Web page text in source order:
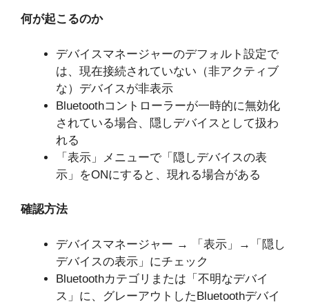
何が起こるのか
デバイスマネージャーのデフォルト設定で
は、現在接続されていない（非アクティブ
な）デバイスが非表示
Bluetoothコントローラーが一時的に無効化
されている場合、隠しデバイスとして扱わ
れる
「表示」メニューで「隠しデバイスの表
示」をONにすると、現れる場合がある
確認方法
デバイスマネージャー → 「表示」→「隠し
デバイスの表示」にチェック
Bluetoothカテゴリまたは「不明なデバイ
ス」に、グレーアウトしたBluetoothデバイ